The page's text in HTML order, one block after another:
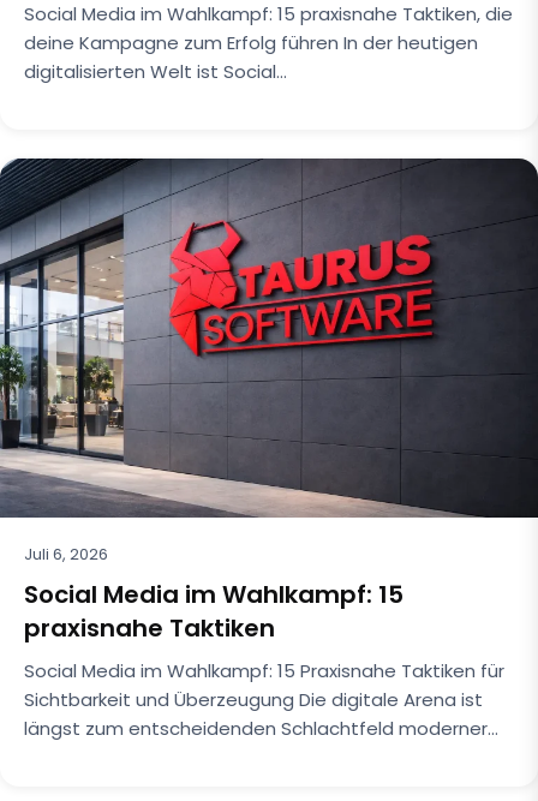
Social Media im Wahlkampf: 15 praxisnahe Taktiken, die
deine Kampagne zum Erfolg führen In der heutigen
digitalisierten Welt ist Social…
Juli 6, 2026
Social Media im Wahlkampf: 15
praxisnahe Taktiken
Social Media im Wahlkampf: 15 Praxisnahe Taktiken für
Sichtbarkeit und Überzeugung Die digitale Arena ist
längst zum entscheidenden Schlachtfeld moderner…